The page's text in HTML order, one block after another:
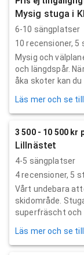
Mysig stuga i
6-10 sängplatser
10 recensioner, 5
Mysig och
och längdspår.
åka skoter kan du
Läs mer och se
3 500 - 10 500 kr
Lillnästet
4-5 sängplatser
4recensioner, 5
Vårt undebara
skidområde.
superfräscht och
Läs mer och se